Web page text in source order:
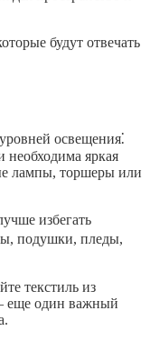
будут отвечать
освещения⁚
яркая
лампы, торшеры или
избегать
подушки, пледы,
текстиль из
– еще один важный